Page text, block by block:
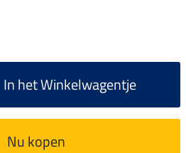
In het Winkelwagentje
Nu kopen